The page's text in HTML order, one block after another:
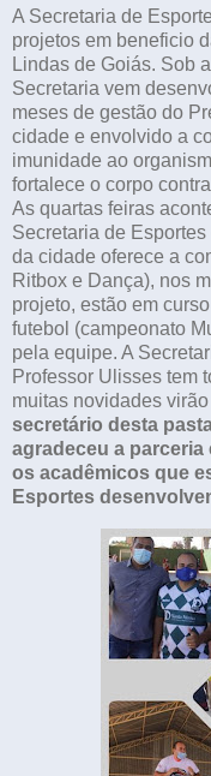
A Secretaria de
projetos em beneficio
Lindas de Goiás. Sob
Secretaria vem
meses de gestão do
cidade e envolvido a
imunidade ao
fortalece o corpo
As quartas feiras
Secretaria de
da cidade oferece a
Ritbox e Dança), nos
projeto, estão em
futebol (campeonato
pela equipe. A
Professor Ulisses tem
muitas novidades
secretário desta
agradeceu a
os acadêmicos que
Esportes